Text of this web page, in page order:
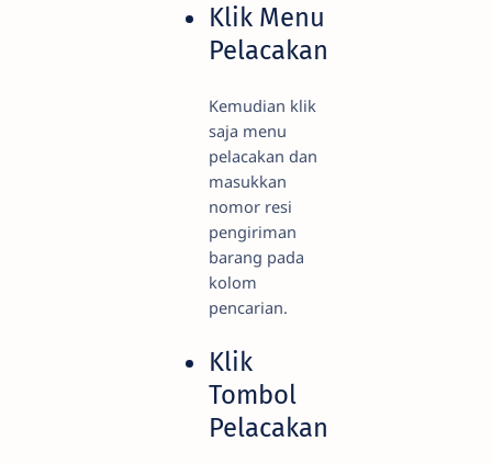
Klik Menu
Pelacakan
Kemudian klik
saja menu
pelacakan dan
masukkan
nomor resi
pengiriman
barang pada
kolom
pencarian.
Klik
Tombol
Pelacakan